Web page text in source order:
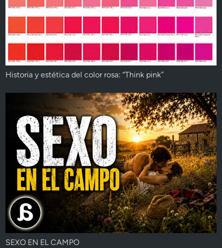
Historia y estética del color rosa: “Think pink”
SEXO EN EL CAMPO